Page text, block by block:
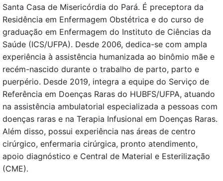
Santa Casa de Misericórdia do Pará. É preceptora da
Residência em Enfermagem Obstétrica e do curso de
graduação em Enfermagem do Instituto de Ciências da
Saúde (ICS/UFPA). Desde 2006, dedica-se com ampla
experiência à assistência humanizada ao binômio mãe e
recém-nascido durante o trabalho de parto, parto e
puerpério. Desde 2019, integra a equipe do Serviço de
Referência em Doenças Raras do HUBFS/UFPA, atuando
na assistência ambulatorial especializada a pessoas com
doenças raras e na Terapia Infusional em Doenças Raras.
Além disso, possui experiência nas áreas de centro
cirúrgico, enfermaria cirúrgica, pronto atendimento,
apoio diagnóstico e Central de Material e Esterilização
(CME).